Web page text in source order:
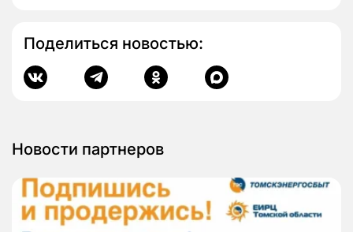
Поделиться новостью:
Новости партнеров